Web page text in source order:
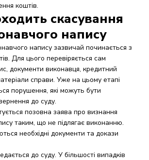
коштів.
скасування
напису
напису зазвичай починається з
Для цього перевіряється сам
документи виконавця, кредитний
справи. Уже на цьому етапі
порушення, які можуть бути
до суду.
позовна заява про визнання
таким, що не підлягає виконанню.
необхідні документи та докази
до суду. У більшості випадків